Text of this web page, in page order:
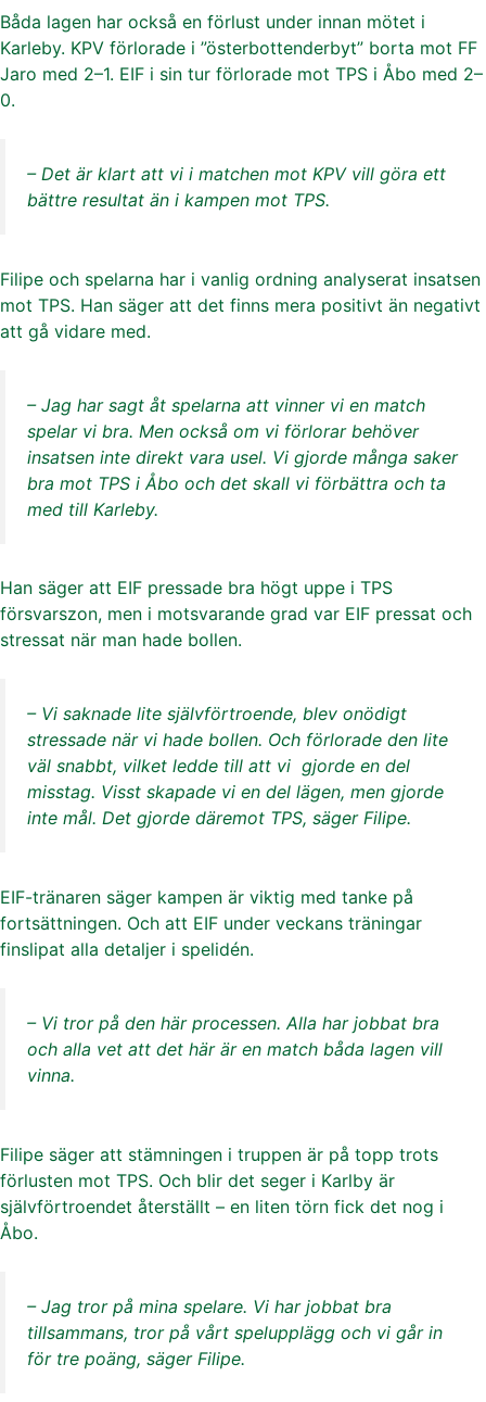
Båda lagen har också en förlust under innan mötet i
Karleby. KPV förlorade i ”österbottenderbyt” borta mot FF
Jaro med 2–1. EIF i sin tur förlorade mot TPS i Åbo med 2–
0.
– Det är klart att vi i matchen mot KPV vill göra ett
bättre resultat än i kampen mot TPS.
Filipe och spelarna har i vanlig ordning analyserat insatsen
mot TPS. Han säger att det finns mera positivt än negativt
att gå vidare med.
– Jag har sagt åt spelarna att vinner vi en match
spelar vi bra. Men också om vi förlorar behöver
insatsen inte direkt vara usel. Vi gjorde många saker
bra mot TPS i Åbo och det skall vi förbättra och ta
med till Karleby.
Han säger att EIF pressade bra högt uppe i TPS
försvarszon, men i motsvarande grad var EIF pressat och
stressat när man hade bollen.
– Vi saknade lite självförtroende, blev onödigt
stressade när vi hade bollen. Och förlorade den lite
väl snabbt, vilket ledde till att vi gjorde en del
misstag. Visst skapade vi en del lägen, men gjorde
inte mål. Det gjorde däremot TPS, säger Filipe.
EIF-tränaren säger kampen är viktig med tanke på
fortsättningen. Och att EIF under veckans träningar
finslipat alla detaljer i spelidén.
– Vi tror på den här processen. Alla har jobbat bra
och alla vet att det här är en match båda lagen vill
vinna.
Filipe säger att stämningen i truppen är på topp trots
förlusten mot TPS. Och blir det seger i Karlby är
självförtroendet återställt – en liten törn fick det nog i
Åbo.
– Jag tror på mina spelare. Vi har jobbat bra
tillsammans, tror på vårt spelupplägg och vi går in
för tre poäng, säger Filipe.